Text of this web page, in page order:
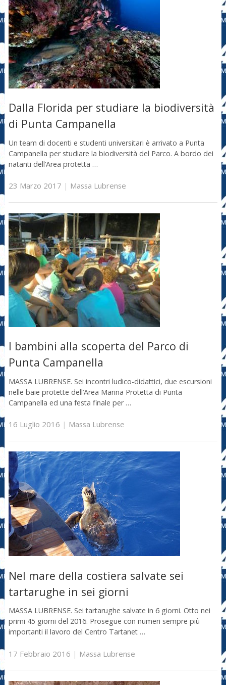
Dalla Florida per studiare la biodiversità
di Punta Campanella
Un team di docenti e studenti universitari è arrivato a Punta
Campanella per studiare la biodiversità del Parco. A bordo dei
natanti dell’Area protetta …
23 Marzo 2017 | Massa Lubrense
I bambini alla scoperta del Parco di
Punta Campanella
MASSA LUBRENSE. Sei incontri ludico-didattici, due escursioni
nelle baie protette dell’Area Marina Protetta di Punta
Campanella ed una festa finale per …
16 Luglio 2016 | Massa Lubrense
Nel mare della costiera salvate sei
tartarughe in sei giorni
MASSA LUBRENSE. Sei tartarughe salvate in 6 giorni. Otto nei
primi 45 giorni del 2016. Prosegue con numeri sempre più
importanti il lavoro del Centro Tartanet …
17 Febbraio 2016 | Massa Lubrense